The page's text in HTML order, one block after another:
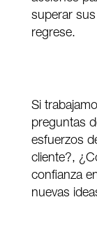
superar
regrese.
Si
preguntas
esfuerzos
cliente?,
confianza
nuevas